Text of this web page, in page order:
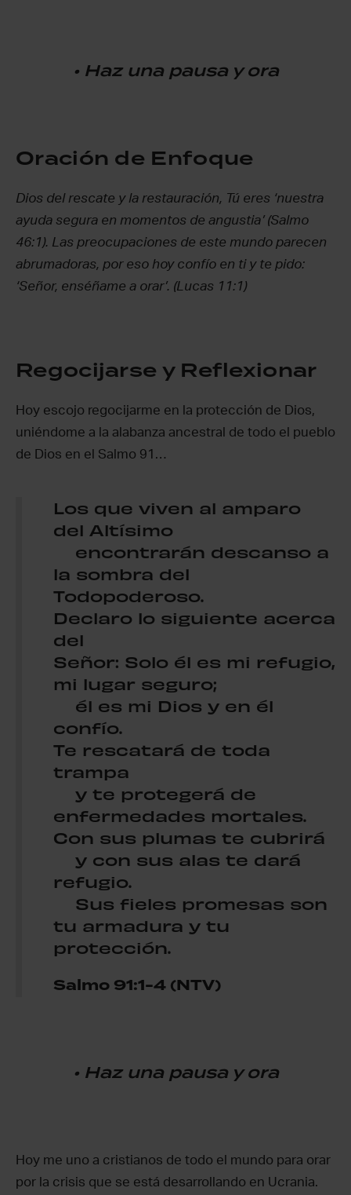
• Haz una pausa y ora
Oración de Enfoque
Dios del rescate y la restauración, Tú eres ‘nuestra
ayuda segura en momentos de angustia’ (Salmo
46:1). Las preocupaciones de este mundo parecen
abrumadoras, por eso hoy confío en ti y te pido:
‘Señor, enséñame a orar’. (Lucas 11:1)
Regocijarse y Reflexionar
Hoy escojo regocijarme en la protección de Dios,
uniéndome a la alabanza ancestral de todo el pueblo
de Dios en el Salmo 91…
Los que viven al amparo
del Altísimo
encontrarán descanso a
la sombra del
Todopoderoso.
Declaro lo siguiente acerca
del
Señor: Solo él es mi refugio,
mi lugar seguro;
él es mi Dios y en él
confío.
Te rescatará de toda
trampa
y te protegerá de
enfermedades mortales.
Con sus plumas te cubrirá
y con sus alas te dará
refugio.
Sus fieles promesas son
tu armadura y tu
protección.
Salmo 91:1-4 (NTV)
• Haz una pausa y ora
Hoy me uno a cristianos de todo el mundo para orar
por la crisis que se está desarrollando en Ucrania.